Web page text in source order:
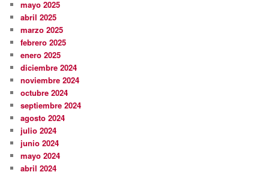
mayo 2025
abril 2025
marzo 2025
febrero 2025
enero 2025
diciembre 2024
noviembre 2024
octubre 2024
septiembre 2024
agosto 2024
julio 2024
junio 2024
mayo 2024
abril 2024